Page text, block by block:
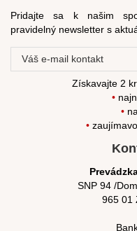
Pridajte sa k našim
pravidelný newsletter s
Získavajte 2
•
•
•
SNP 94 /
965 01